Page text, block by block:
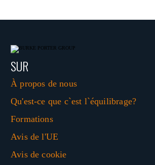
SUR
À propos de nous
Qu'est-ce que c`est l`équilibrage?
Formations
Avis de l'UE
Avis de cookie